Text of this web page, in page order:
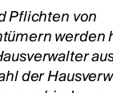
Pflichten von
werden
der